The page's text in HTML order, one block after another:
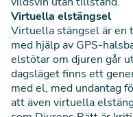
Virtuella elstängsel
Virtuella stängsel är en
med hjälp av GPS-
elstötar om djuren går
dagsläget finns ett
med el, med undantag
att även virtuella